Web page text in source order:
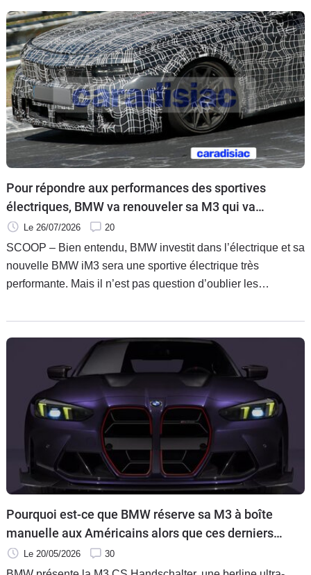
Services
Forum
Moto
Marques
Pour répondre aux performances des sportives
électriques, BMW va renouveler sa M3 qui va
conserver son bloc six cylindres en ligne biturbo.
Le 26/07/2026 20
SCOOP – Bien entendu, BMW investit dans l’électrique et sa
nouvelle BMW iM3 sera une sportive électrique très
performante. Mais il n’est pas question d’oublier les
la nouvelle génération de BMW M3 qui disposera toujours
d’un bloc six cylindres en ligne.
Pourquoi est-ce que BMW réserve sa M3 à boîte
manuelle aux Américains alors que ces derniers
adorent les automatiques ?
Le 20/05/2026 30